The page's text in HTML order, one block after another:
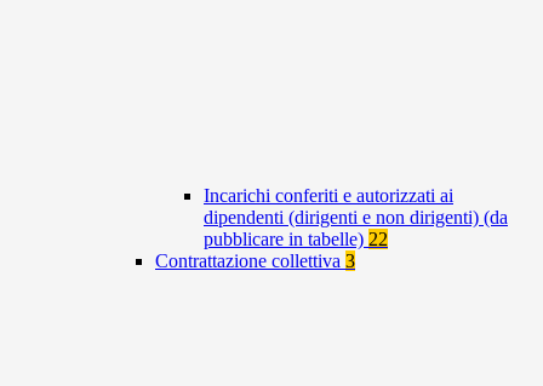
Incarichi conferiti e autorizzati ai
dipendenti (dirigenti e non dirigenti) (da
pubblicare in tabelle) 22
Contrattazione collettiva 3